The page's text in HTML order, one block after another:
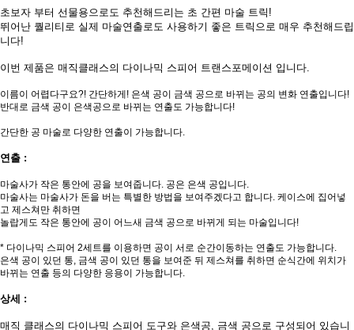
PAYCO 바로
초보자 부터 선물용으로도 추천해드리는 초 간편 마술 트릭!
뛰어난 퀄리티로 실제 마술연출로도 사용하기 좋은 트릭으로 매우 추천해드립
니다!
이번 제품은 매직클래스의 다이나믹 스피어 트랜스포메이션 입니다.
이름이 어렵다구요?! 간단하게! 은색 공이 금색 공으로 바뀌는 공의 변화 연출입니다!
반대로 금색 공이 은색공으로 바뀌는 연출도 가능합니다!
간단한 공 마술로 다양한 연출이 가능합니다.
연출 :
마술사가 작은 통안에 공을 보여줍니다. 공은 은색 공입니다.
마술사는 마술사가 돈을 버는 특별한 방법을 보여주겠다고 합니다. 케이스에 집어넣
고 제스쳐만 취하면
놀랍게도 작은 통안에 공이 어느새 금색 공으로 바뀌게 되는 마술입니다!
* 다이나믹 스피어 2세트를 이용하면 공이 서로 순간이동하는 연출도 가능합니다.
은색 공이 있던 통, 금색 공이 있던 통을 보여준 뒤 제스쳐를 취하면 순식간에 위치가
바뀌는 연출 등의 다양한 응용이 가능합니다.
상세 :
매직 클래스의 다이나믹 스피어 도구와 은색공, 금색 공으로 구성되어 있습니